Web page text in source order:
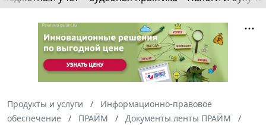
Продукты и услуги
Информационно-правовое
обеспечение
ПРАЙМ
Документы ленты ПРАЙМ